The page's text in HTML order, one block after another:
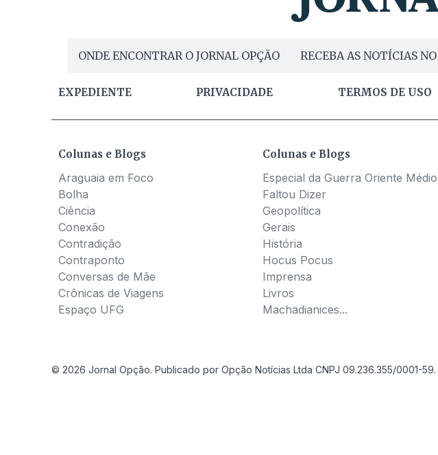
ONDE ENCONTRAR O JORNAL OPÇÃO RECEBA AS NOTÍCIAS
EXPEDIENTE PRIVACIDADE TERMOS DE USO
Colunas e Blogs
Araguaia em Foco
Bolha
Ciência
Conexão
Contradição
Contraponto
Conversas de Mãe
Crônicas de Viagens
Espaço UFG
Colunas e Blogs
Especial da Guerra Oriente Médio
Faltou Dizer
Geopolítica
Gerais
História
Hocus Pocus
Imprensa
Livros
Machadianices...
© 2026 Jornal Opção. Publicado por Opção Notícias Ltda CNPJ 09.236.355/0001-